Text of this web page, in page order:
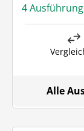
4
Alle